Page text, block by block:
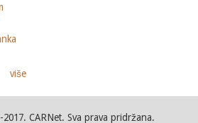
više
CARNet. Sva prava pridržana.